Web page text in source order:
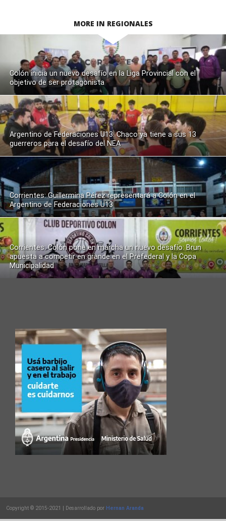
MORE IN REGIONALES
Colón inicia un nuevo desafío en la Liga Provincial con el
objetivo de ser protagonista
Argentino de Federaciones U13: Chaco ya tiene a sus 13
guerreros para el desafío del NEA
Corrientes: Guillermina Pérez representará a Colón en el
Argentino de Federaciones U13
Corrientes: Colón pone en marcha un nuevo desafío: Brun
apuesta a competir en grande en el Prefederal y la Copa
Municipalidad
Copyright © 2015-2021 | Desarrollado por Hernan Aranda